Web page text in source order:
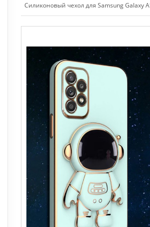
Силиконовый чехол для Samsung Galaxy